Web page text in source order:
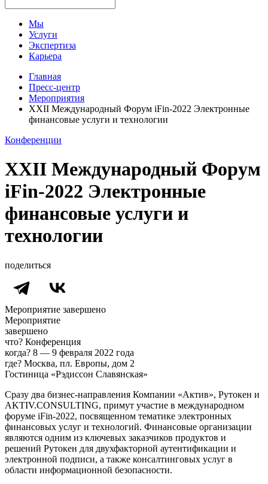
Мы
Услуги
Экспертиза
Карьера
Главная
Пресс-центр
Мероприятия
XXII Международный Форум iFin-2022 Электронные
финансовые услуги и технологии
Конференции
XXII Международный Форум
iFin-2022 Электронные
финансовые услуги и
технологии
поделиться
Мероприятие завершено
Мероприятие
завершено
что? Конференция
когда? 8 — 9 февраля 2022 года
где? Москва, пл. Европы, дом 2
Гостиница «Рэдиссон Славянская»
Сразу два бизнес-направления Компании «Актив», Рутокен и
AKTIV.CONSULTING, примут участие в международном
форуме iFin-2022, посвященном тематике электронных
финансовых услуг и технологий. Финансовые организации
являются одним из ключевых заказчиков продуктов и
решений Рутокен для двухфакторной аутентификации и
электронной подписи, а также консалтинговых услуг в
области информационной безопасности.